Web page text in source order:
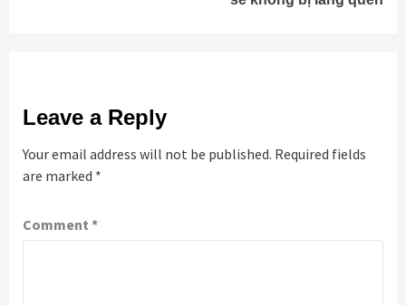
Leave a Reply
Your email address will not be published. Required fields
are marked *
Comment *